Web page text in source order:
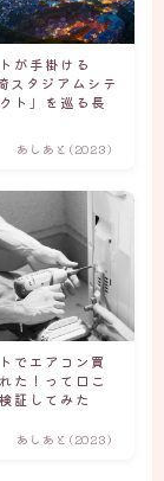
が手掛ける
スタジアムシテ
ト」を巡る長
あしあと(2023)
でエアコン買
た！って口こ
証してみた
あしあと(2023)